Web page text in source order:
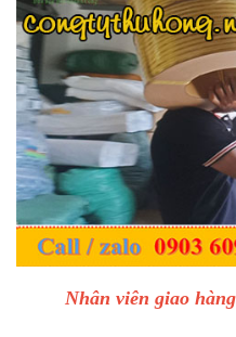
Nhân viên giao